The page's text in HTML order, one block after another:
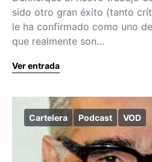
sido otro gran éxito (tanto
le ha confirmado como uno
que realmente son…
Ver entrada
Cartelera Podcast VOD